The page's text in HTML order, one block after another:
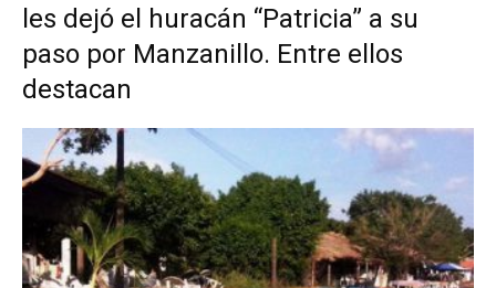
les dejó el huracán “Patricia” a su
paso por Manzanillo. Entre ellos
destacan